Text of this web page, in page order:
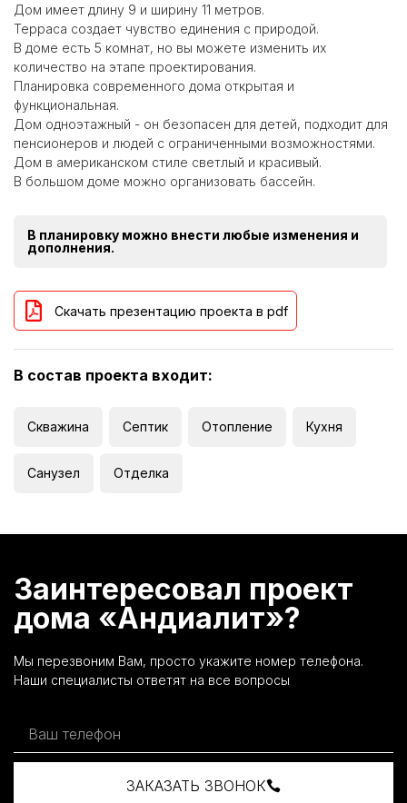
Дом имеет длину 9 и ширину 11 метров.
Терраса создает чувство единения с природой.
В доме есть 5 комнат, но вы можете изменить их
количество на этапе проектирования.
Планировка современного дома открытая и
функциональная.
Дом одноэтажный - он безопасен для детей, подходит для
пенсионеров и людей с ограниченными возможностями.
Дом в американском стиле светлый и красивый.
В большом доме можно организовать бассейн.
В планировку можно внести любые изменения и
дополнения.
Скачать презентацию проекта в pdf
В состав проекта входит:
Скважина Септик Отопление Кухня
Санузел Отделка
Заинтересовал проект
дома «Андиалит»?
Мы перезвоним Вам, просто укажите номер телефона.
Наши специалисты ответят на все вопросы
ЗАКАЗАТЬ ЗВОНОК